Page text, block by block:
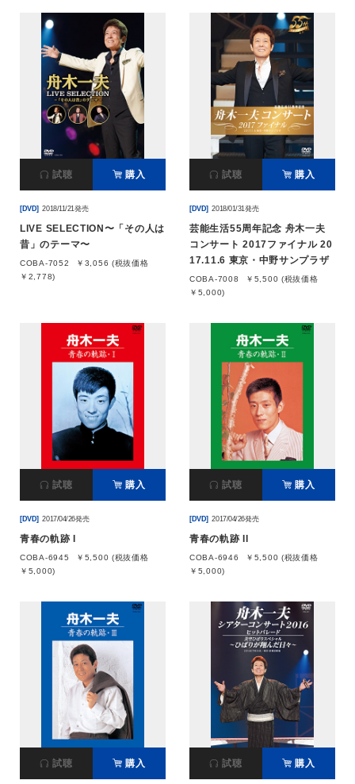
試聴 購入
[DVD] 2018/11/21発売
LIVE SELECTION〜「その人は
昔」のテーマ〜
COBA-7052
￥3,056 (税抜価格
￥2,778)
試聴 購入
[DVD] 2018/01/31発売
芸能生活55周年記念 舟木一夫
コンサート 2017ファイナル 20
17.11.6 東京・中野サンプラザ
COBA-7008
￥5,500 (税抜価格
￥5,000)
試聴 購入
[DVD] 2017/04/26発売
青春の軌跡 I
COBA-6945
￥5,500 (税抜価格
￥5,000)
試聴 購入
[DVD] 2017/04/26発売
青春の軌跡 II
COBA-6946
￥5,500 (税抜価格
￥5,000)
試聴 購入 試聴 購入